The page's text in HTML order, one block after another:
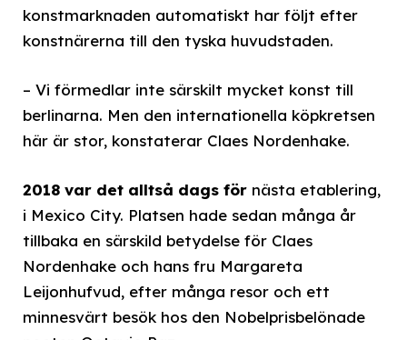
konstmarknaden automatiskt har följt efter
konstnärerna till den tyska huvudstaden.
– Vi förmedlar inte särskilt mycket konst till
berlinarna. Men den internationella köpkretsen
här är stor, konstaterar Claes Nordenhake.
2018 var det alltså dags för nästa etablering,
i Mexico City. Platsen hade sedan många år
tillbaka en särskild betydelse för Claes
Nordenhake och hans fru Margareta
Leijonhufvud, efter många resor och ett
minnesvärt besök hos den Nobelprisbelönade